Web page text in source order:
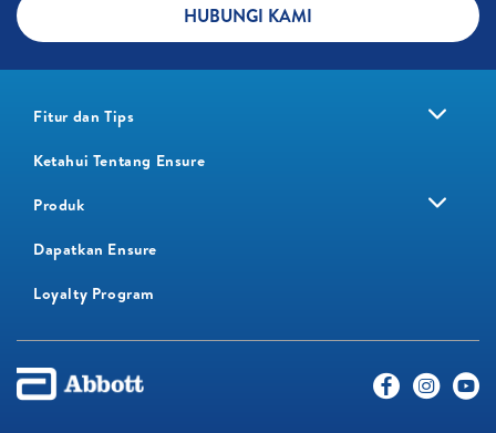
HUBUNGI KAMI
Fitur dan Tips
Ketahui Tentang Ensure
Produk
Dapatkan Ensure
Loyalty Program​